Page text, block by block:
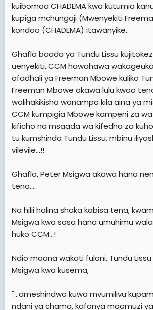
kuibomoa CHADEMA kwa kutumia
kupiga mchungaji (Mwenyekiti
kondoo (CHADEMA) itawanyike..
Ghafla baada ya Tundu Lissu
uenyekiti, CCM hawahawa
afadhali ya Freeman Mbowe kuliko
Freeman Mbowe akawa lulu kwao
walihakikisha wanampa kila aina ya
CCM kumpigia Mbowe kampeni za
kificho na msaada wa kifedha za
tu kumshinda Tundu Lissu, mbinu
vilevile...!!
Ghafla, Peter Msigwa akawa hana
tena....
Na hilii halina shaka kabisa tena,
Msigwa kwa sasa hana umuhimu
huko CCM...!
Ndio maana wakati fulani, Tundu
Msigwa kwa kusema,
"...ameshindwa kuwa mvumilivu
ndani ya chama, kafanya maamuzi